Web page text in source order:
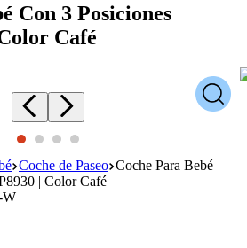
Con 3 Posiciones
Café
Coche de Paseo Coche Para Bebé
| Color Café
W